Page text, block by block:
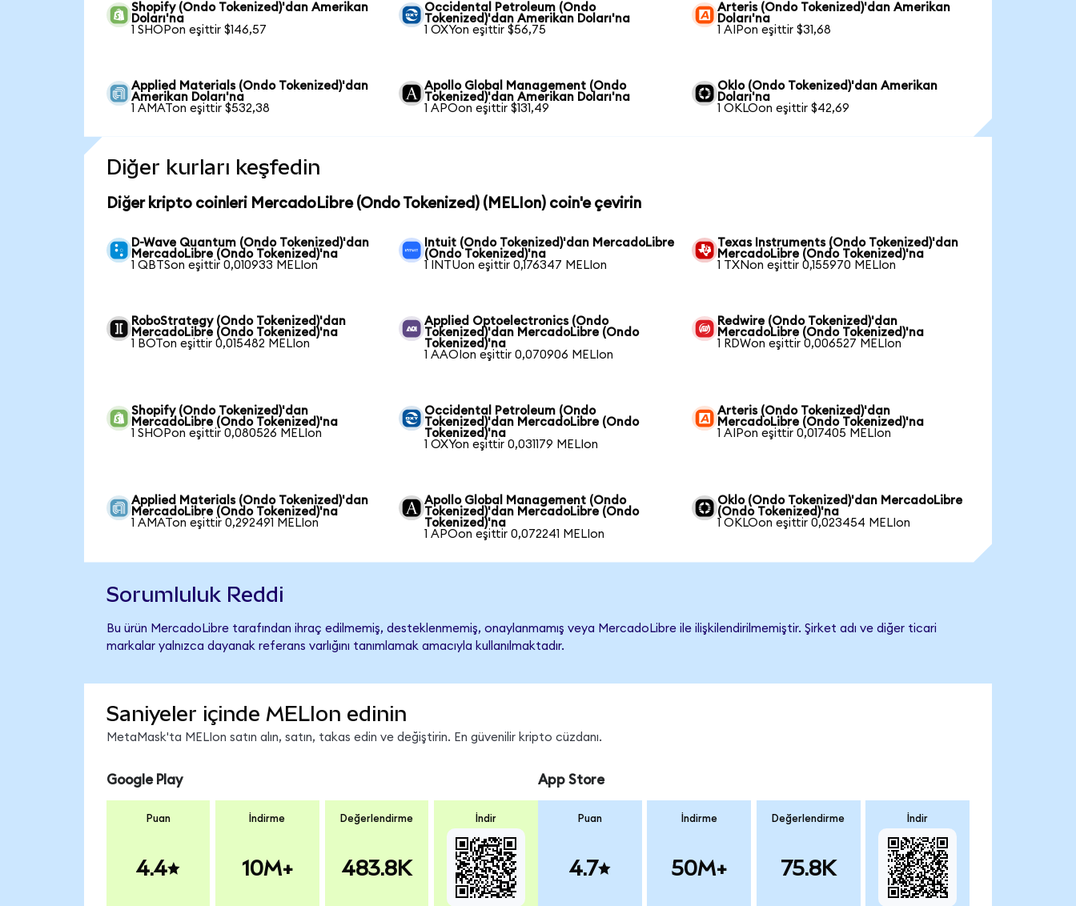
Shopify (Ondo Tokenized)'dan Amerikan
Doları'na
1 SHOPon eşittir $146,57
Occidental Petroleum (Ondo
Tokenized)'dan Amerikan Doları'na
1 OXYon eşittir $56,75
Arteris (Ondo Tokenized)'dan Amerikan
Doları'na
1 AIPon eşittir $31,68
Applied Materials (Ondo Tokenized)'dan
Amerikan Doları'na
1 AMATon eşittir $532,38
Apollo Global Management (Ondo
Tokenized)'dan Amerikan Doları'na
1 APOon eşittir $131,49
Oklo (Ondo Tokenized)'dan Amerikan
Doları'na
1 OKLOon eşittir $42,69
Diğer kurları keşfedin
Diğer kripto coinleri MercadoLibre (Ondo Tokenized) (MELIon) coin'e çevirin
D-Wave Quantum (Ondo Tokenized)'dan
MercadoLibre (Ondo Tokenized)'na
1 QBTSon eşittir 0,010933 MELIon
Intuit (Ondo Tokenized)'dan MercadoLibre
(Ondo Tokenized)'na
1 INTUon eşittir 0,176347 MELIon
Texas Instruments (Ondo Tokenized)'dan
MercadoLibre (Ondo Tokenized)'na
1 TXNon eşittir 0,155970 MELIon
RoboStrategy (Ondo Tokenized)'dan
MercadoLibre (Ondo Tokenized)'na
1 BOTon eşittir 0,015482 MELIon
Applied Optoelectronics (Ondo
Tokenized)'dan MercadoLibre (Ondo
Tokenized)'na
1 AAOIon eşittir 0,070906 MELIon
Redwire (Ondo Tokenized)'dan
MercadoLibre (Ondo Tokenized)'na
1 RDWon eşittir 0,006527 MELIon
Shopify (Ondo Tokenized)'dan
MercadoLibre (Ondo Tokenized)'na
1 SHOPon eşittir 0,080526 MELIon
Occidental Petroleum (Ondo
Tokenized)'dan MercadoLibre (Ondo
Tokenized)'na
1 OXYon eşittir 0,031179 MELIon
Arteris (Ondo Tokenized)'dan
MercadoLibre (Ondo Tokenized)'na
1 AIPon eşittir 0,017405 MELIon
Applied Materials (Ondo Tokenized)'dan
MercadoLibre (Ondo Tokenized)'na
1 AMATon eşittir 0,292491 MELIon
Apollo Global Management (Ondo
Tokenized)'dan MercadoLibre (Ondo
Tokenized)'na
1 APOon eşittir 0,072241 MELIon
Oklo (Ondo Tokenized)'dan MercadoLibre
(Ondo Tokenized)'na
1 OKLOon eşittir 0,023454 MELIon
Sorumluluk Reddi
Bu ürün MercadoLibre tarafından ihraç edilmemiş, desteklenmemiş, onaylanmamış veya MercadoLibre ile ilişkilendirilmemiştir. Şirket adı ve diğer ticari
markalar yalnızca dayanak referans varlığını tanımlamak amacıyla kullanılmaktadır.
Saniyeler içinde MELIon edinin
MetaMask'ta MELIon satın alın, satın, takas edin ve değiştirin. En güvenilir kripto cüzdanı.
Google Play
Puan
4.4
İndirme
10M+
Değerlendirme
483.8K
İndir
App Store
Puan
4.7
İndirme
50M+
Değerlendirme
75.8K
İndir